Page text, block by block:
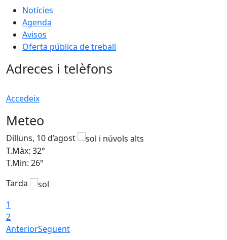
Notícies
Agenda
Avisos
Oferta pública de treball
Adreces i telèfons
Accedeix
Meteo
Dilluns, 10 d’agost
T.Màx: 32°
T.Min: 26°
Tarda
1
2
AnteriorSegüent